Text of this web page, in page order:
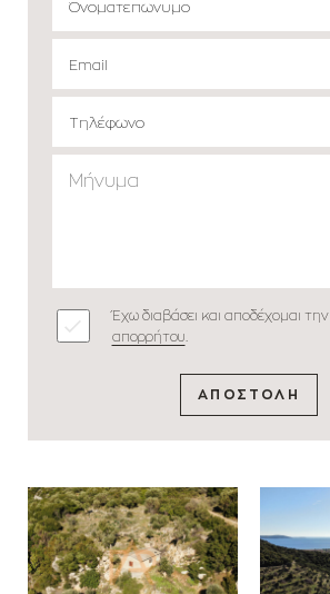
Έχω διαβάσει και αποδέχομαι την
απορρήτου
ΑΠΟΣΤΟΛΗ